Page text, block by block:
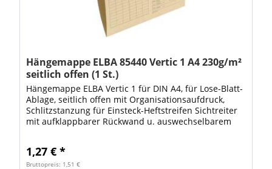
Hängemappe ELBA 85440 Vertic 1 A4 230g/m²
seitlich offen (1 St.)
Hängemappe ELBA Vertic 1 für DIN A4, für Lose-Blatt-
Ablage, seitlich offen mit Organisationsaufdruck,
Schlitzstanzung für Einsteck-Heftstreifen Sichtreiter
mit aufklappbarer Rückwand u. auswechselbarem
1,27 € *
Bruttopreis: 1,51 €